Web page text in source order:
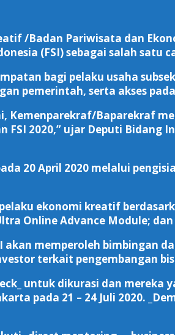
/Badan Pariwisata dan
(FSI) sebagai salah satu
bagi pelaku usaha
pemerintah, serta akses
Kemenparekraf/Baparekraf
2020,” ujar Deputi Bidang
20 April 2020 melalui
ekonomi kreatif
Online Advance Module;
akan memperoleh bimbingan
terkait pengembangan
untuk dikurasi dan mereka
pada 21 – 24 Juli 2020.